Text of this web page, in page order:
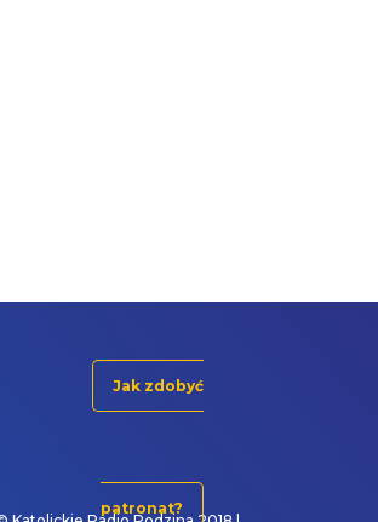
Jak zdobyć
patronat?